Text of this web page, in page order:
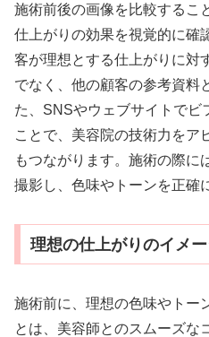
施術前後の画像を比較するこ
仕上がりの効果を視覚的に確
客が理想とする仕上がりに対
でなく、他の顧客の参考資料
た、SNSやウェブサイトでビ
ことで、美容院の技術力をア
もつながります。施術の際に
撮影し、色味やトーンを正確
理想の仕上がりのイメ
施術前に、理想の色味やトー
とは、美容師とのスムーズな